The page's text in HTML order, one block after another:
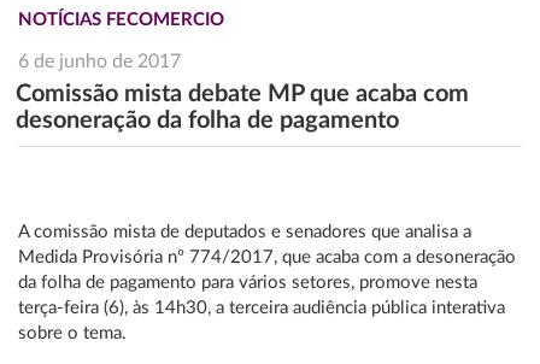
NOTÍCIAS FECOMERCIO
6 de junho de 2017
Comissão mista debate MP que acaba com
desoneração da folha de pagamento
A comissão mista de deputados e senadores que analisa a
Medida Provisória nº 774/2017, que acaba com a desoneração
da folha de pagamento para vários setores, promove nesta
terça-feira (6), às 14h30, a terceira audiência pública interativa
sobre o tema.